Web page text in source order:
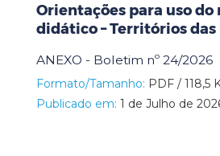
Orientações para uso
didático – Territórios
ANEXO - Boletim nº 24/2026
Formato/Tamanho: PDF / 118,5
Publicado em: 1 de Julho de